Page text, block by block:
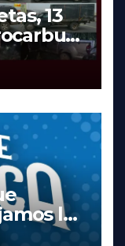
13
en
la